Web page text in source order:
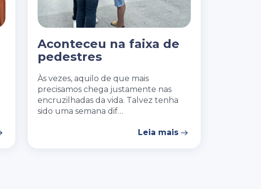
Aconteceu na faixa de
pedestres
Às vezes, aquilo de que mais
precisamos chega justamente nas
encruzilhadas da vida. Talvez tenha
sido uma semana dif…
Leia mais